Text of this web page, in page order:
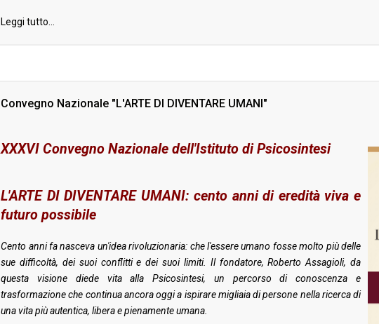
Leggi tutto...
Convegno Nazionale "L'ARTE DI DIVENTARE UMANI"
XXXVI Convegno Nazionale dell'Istituto di Psicosintesi
L'ARTE DI DIVENTARE UMANI: cento anni di eredità viva e
futuro possibile
Cento anni fa nasceva un'idea rivoluzionaria: che l'essere umano fosse molto più delle
sue difficoltà, dei suoi conflitti e dei suoi limiti. Il fondatore, Roberto Assagioli, da
questa visione diede vita alla Psicosintesi, un percorso di conoscenza e
trasformazione che continua ancora oggi a ispirare migliaia di persone nella ricerca di
una vita più autentica, libera e pienamente umana.